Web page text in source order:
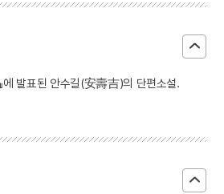
에 발표된 안수길(安壽吉)의 단편소설.